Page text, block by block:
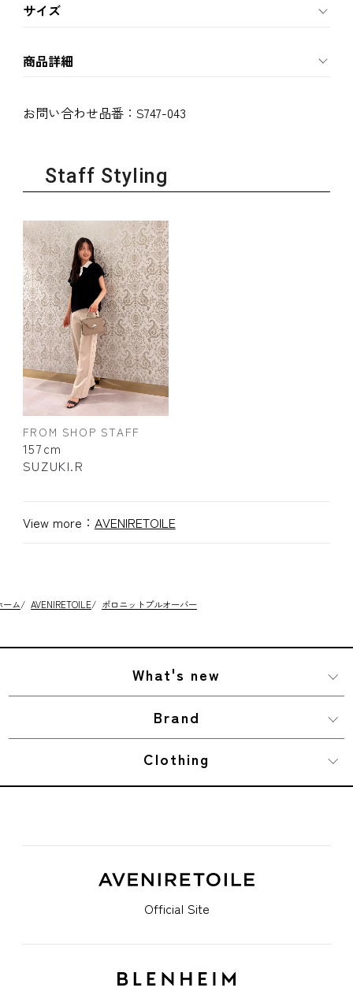
サイズ
商品詳細
お問い合わせ品番： S747-043
Staff Styling
FROM SHOP STAFF
157cm
SUZUKI.R
View more： AVENIRETOILE
ーム/ AVENIRETOILE/ ポロニットプルオーバー
What's new
Brand
Clothing
Official Site